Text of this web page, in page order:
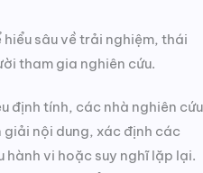
sâu về trải nghiệm, thái
tham gia nghiên cứu.
định tính, các nhà nghiên cứu
nội dung, xác định các
hành vi hoặc suy nghĩ lặp lại.